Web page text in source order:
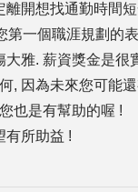
開想找通勤時間短
第一個職涯規劃的
大雅. 薪資獎金是
, 因為未來您可能
也是有幫助的喔 !
有所助益 !